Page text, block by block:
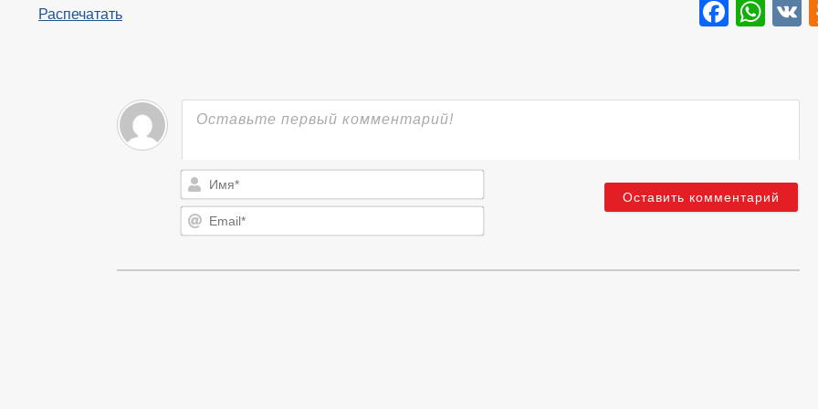
Распечатать
Имя*
Email*